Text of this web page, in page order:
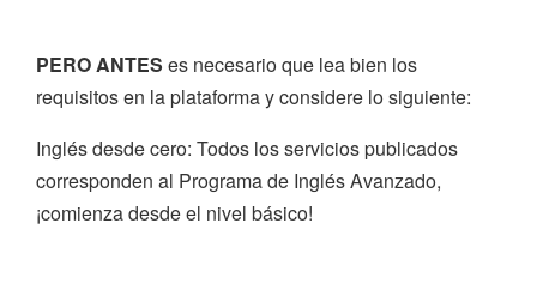
PERO ANTES es necesario que lea bien los
requisitos en la plataforma y considere lo siguiente:
Inglés desde cero: Todos los servicios publicados
corresponden al Programa de Inglés Avanzado,
¡comienza desde el nivel básico!